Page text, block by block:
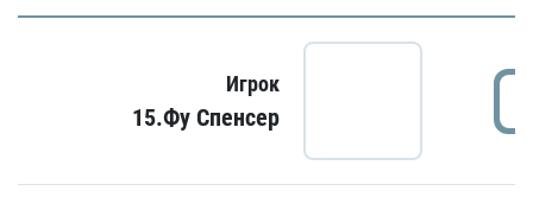
Игрок
15.Фу Спенсер